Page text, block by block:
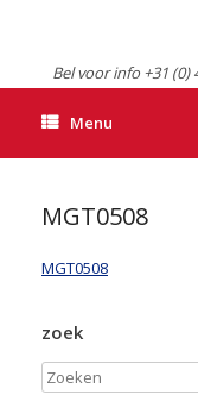
Bel voor info +31
Menu
MGT0508
MGT0508
zoek
Zoeken